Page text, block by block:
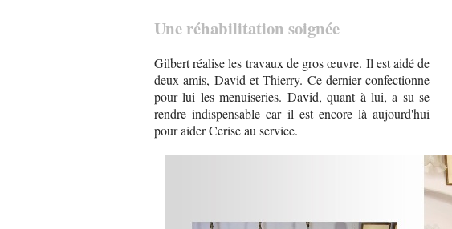
Une réhabilitation soignée
Gilbert réalise les travaux de gros œuvre. Il est aidé de
deux amis, David et Thierry. Ce dernier confectionne
pour lui les menuiseries. David, quant à lui, a su se
rendre indispensable car il est encore là aujourd'hui
pour aider Cerise au service.